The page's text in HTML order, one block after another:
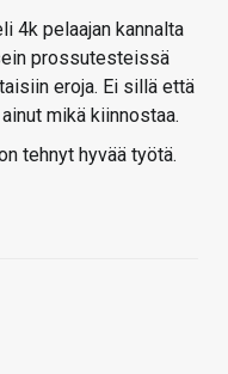
4k pelaajan kannalta
prossutesteissä
eroja. Ei sillä että
mikä kiinnostaa.
tehnyt hyvää työtä.